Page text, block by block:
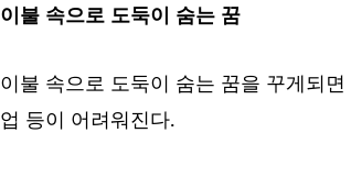
이불 속으로 도둑이 숨는 꿈
이불 속으로 도둑이 숨는 꿈을 꾸게되
업 등이 어려워진다.